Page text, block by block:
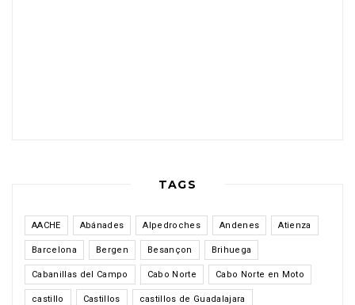
TAGS
AACHE Abánades Alpedroches Andenes Atienza
Barcelona Bergen Besançon Brihuega
Cabanillas del Campo Cabo Norte Cabo Norte en Moto
castillo Castillos castillos de Guadalajara